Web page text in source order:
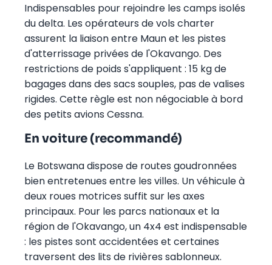
Indispensables pour rejoindre les camps isolés
du delta. Les opérateurs de vols charter
assurent la liaison entre Maun et les pistes
d'atterrissage privées de l'Okavango. Des
restrictions de poids s'appliquent : 15 kg de
bagages dans des sacs souples, pas de valises
rigides. Cette règle est non négociable à bord
des petits avions Cessna.
En voiture (recommandé)
Le Botswana dispose de routes goudronnées
bien entretenues entre les villes. Un véhicule à
deux roues motrices suffit sur les axes
principaux. Pour les parcs nationaux et la
région de l'Okavango, un 4x4 est indispensable
: les pistes sont accidentées et certaines
traversent des lits de rivières sablonneux.